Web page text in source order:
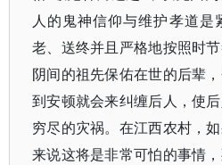
人的鬼神信仰与维护孝道是
老、送终并且严格地按照时
阴间的祖先保佑在世的后辈
到安顿就会来纠缠后人，使
穷尽的灾祸。在江西农村，
来说这将是非常可怕的事情